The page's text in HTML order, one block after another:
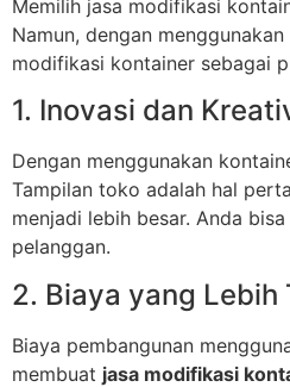
Memilih jasa modifikasi
Namun, dengan
modifikasi kontainer sebagai
1. Inovasi dan
Dengan menggunakan
Tampilan toko adalah hal
menjadi lebih besar. Anda
pelanggan.
2. Biaya yang Lebih
Biaya pembangunan
membuat jasa modifikasi